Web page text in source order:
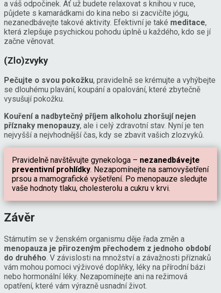
a váš odpočinek. Ať už budete relaxovat s knihou v ruce,
půjdete s kamarádkami do kina nebo si zacvičíte jógu,
nezanedbávejte takové aktivity. Efektivní je také meditace,
která zlepšuje psychickou pohodu úplně u každého, kdo se jí
začne věnovat.
(Zlo)zvyky
Pečujte o svou pokožku, pravidelně se krémujte a vyhýbejte
se dlouhému plavání, koupání a opalování, které zbytečně
vysušují pokožku.
Kouření a nadbytečný příjem alkoholu zhoršují nejen
příznaky menopauzy, ale i celý zdravotní stav. Nyní je ten
nejvyšší a nejvhodnější čas, kdy se zbavit vašich zlozvyků.
Pravidelně navštěvujte gynekologa – nezanedbávejte
preventivní prohlídky. Nezapomínejte na samovyšetření
prsou a mamografické vyšetření. Po menopauze sledujte
vaše hodnoty tlaku, cholesterolu a cukru v krvi.
Závěr
Stárnutím se v ženském organismu děje řada změn a
menopauza je přirozeným přechodem z jednoho období
do druhého . V závislosti na množství a závažnosti příznaků
vám mohou pomoci výživové doplňky, léky na přírodní bázi
nebo hormonální léky. Nezapomínejte ani na režimová
opatření, které vám výrazně usnadní život.